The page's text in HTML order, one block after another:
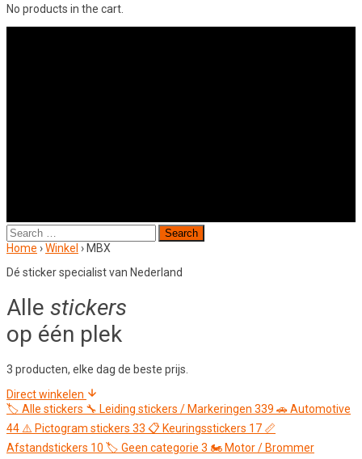
No products in the cart.
Search
for:
Home ›Winkel › MBX
Dé sticker specialist van Nederland
Alle stickers
op één plek
3 producten, elke dag de beste prijs.
Direct winkelen
🏷️ Alle stickers 🔧 Leiding stickers / Markeringen 339 🚗Automotive
44 ⚠️ Pictogram stickers 33 📋 Keuringsstickers 17 📏
Afstandstickers 10 🏷️ Geen categorie 3 🏍️ Motor / Brommer